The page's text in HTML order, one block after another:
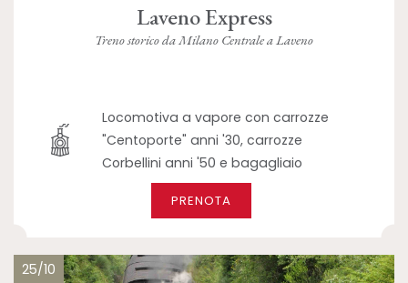
Laveno Express
Treno storico da Milano Centrale a Laveno
Locomotiva a vapore con carrozze
"Centoporte" anni '30, carrozze
Corbellini anni '50 e bagagliaio
PRENOTA
25/10